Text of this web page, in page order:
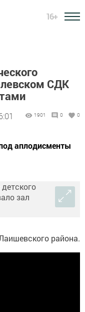
16+
СДК
1901 0 0
аплодисменты
района.